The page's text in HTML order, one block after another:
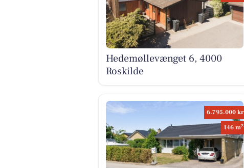
Hedemøllevænget 6, 4000
Roskilde
6.795.000 kr
146 m2